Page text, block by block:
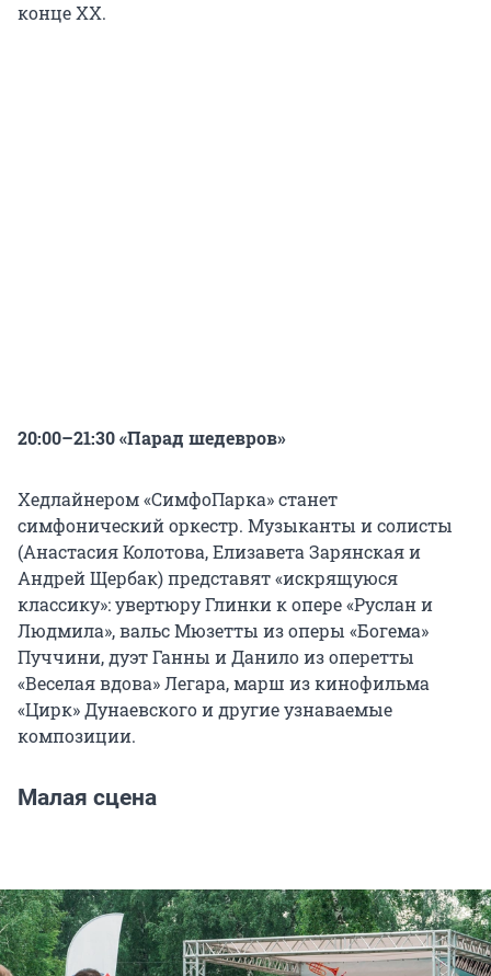
конце XX.
20:00–21:30 «Парад шедевров»
Хедлайнером «СимфоПарка» станет
симфонический оркестр. Музыканты и солисты
(Анастасия Колотова, Елизавета Зарянская и
Андрей Щербак) представят «искрящуюся
классику»: увертюру Глинки к опере «Руслан и
Людмила», вальс Мюзетты из оперы «Богема»
Пуччини, дуэт Ганны и Данило из оперетты
«Веселая вдова» Легара, марш из кинофильма
«Цирк» Дунаевского и другие узнаваемые
композиции.
Малая сцена